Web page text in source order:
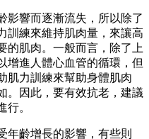
影響而逐漸流失，所以除了
訓練來維持肌肉量，來讓高
的肌肉。一般而言，除了上
增進人體心血管的循環，但
肌力訓練來幫助身體肌肉
。因此，要有效抗老，建議
行。
年齡增長的影響，有些則